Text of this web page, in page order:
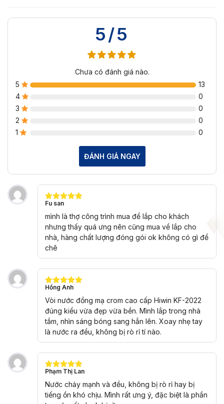
5/5
Chưa có đánh giá nào.
5
13
4
0
3
0
2
0
1
0
ĐÁNH GIÁ NGAY
Được xếp
hạng 55
sao
Fu san
mình là thợ công trình mua để lắp cho khách
nhưng thấy quá ưng nên cũng mua về lắp cho
nhà, hàng chất lượng đóng gói ok không có gì để
chê
Được xếp
hạng
55
sao
Hồng Anh
Vòi nước đồng mạ crom cao cấp Hiwin KF-2022
đúng kiểu vừa đẹp vừa bền. Mình lắp trong nhà
tắm, nhìn sáng bóng sang hẳn lên. Xoay nhẹ tay
là nước ra đều, không bị rò rỉ tí nào.
Được xếp
hạng
5
sao
Phạm Thị Lan
Nước chảy mạnh và đều, không bị rò rỉ hay bị
tiếng ồn khó chịu. Mình rất ưng ý, đặc biệt là phần